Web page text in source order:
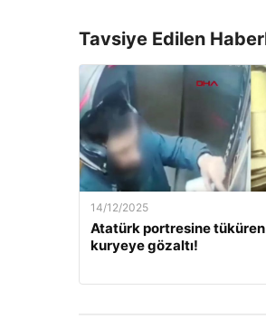
Tavsiye Edilen
14/12/2025
Atatürk portresine tüküren
kuryeye gözaltı!